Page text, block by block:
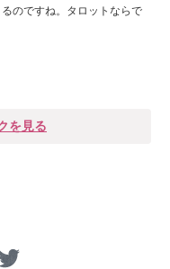
のですね。タロットならで
を見る